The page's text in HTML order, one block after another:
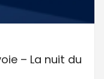
– La nuit du